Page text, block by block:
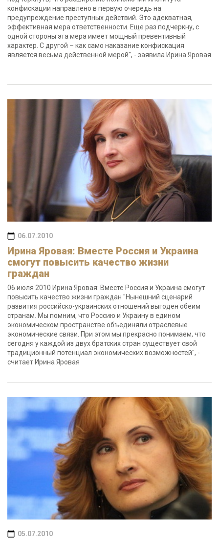
конфискации направлено в первую очередь на
предупреждение преступных действий. Это адекватная,
эффективная мера ответственности. Еще раз подчеркну, с
одной стороны эта мера имеет мощный превентивный
характер. С другой – как само наказание конфискация
является весьма действенной мерой", - заявила Ирина Яровая
06.07.2010
Ирина Яровая: Вместе Россия и Украина
смогут повысить качество жизни
граждан
06 июля 2010 Ирина Яровая: Вместе Россия и Украина смогут
повысить качество жизни граждан "Нынешний сценарий
развития российско-украинских отношений выгоден обеим
странам. Мы помним, что Россию и Украину в едином
экономическом пространстве объединяли отраслевые
экономические связи. При этом мы прекрасно понимаем, что
сегодня у каждой из двух братских стран существует свой
традиционный потенциал экономических возможностей", -
считает Ирина Яровая
05.07.2010